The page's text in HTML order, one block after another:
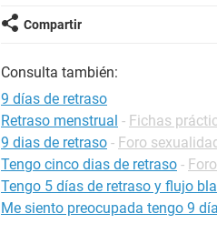
Compartir
Consulta también:
9 días de retraso
Retraso menstrual - Fichas
9 dias de retraso - Foro
Tengo cinco dias de retraso -
Tengo 5 días de retraso y flujo
Me siento preocupada tengo 9